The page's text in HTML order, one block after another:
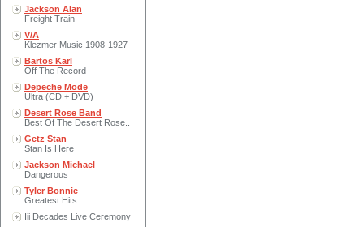
Jackson Alan
Freight Train
V/A
Klezmer Music 1908-1927
Bartos Karl
Off The Record
Depeche Mode
Ultra (CD + DVD)
Desert Rose Band
Best Of The Desert Rose..
Getz Stan
Stan Is Here
Jackson Michael
Dangerous
Tyler Bonnie
Greatest Hits
Iii Decades Live Ceremony